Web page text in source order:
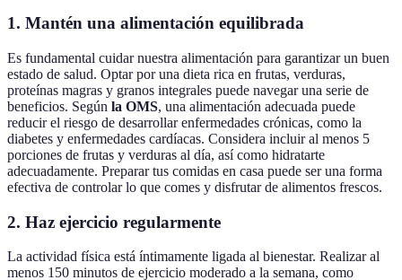
1. Mantén una alimentación equilibrada
Es fundamental cuidar nuestra alimentación para garantizar un buen
estado de salud. Optar por una dieta rica en frutas, verduras,
proteínas magras y granos integrales puede navegar una serie de
beneficios. Según la OMS, una alimentación adecuada puede
reducir el riesgo de desarrollar enfermedades crónicas, como la
diabetes y enfermedades cardíacas. Considera incluir al menos 5
porciones de frutas y verduras al día, así como hidratarte
adecuadamente. Preparar tus comidas en casa puede ser una forma
efectiva de controlar lo que comes y disfrutar de alimentos frescos.
2. Haz ejercicio regularmente
La actividad física está íntimamente ligada al bienestar. Realizar al
menos 150 minutos de ejercicio moderado a la semana, como